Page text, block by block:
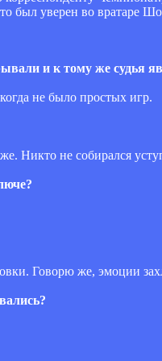
был уверен во вратаре
и к тому же судья
не было простых игр.
Никто не собирался
Говорю же, эмоции